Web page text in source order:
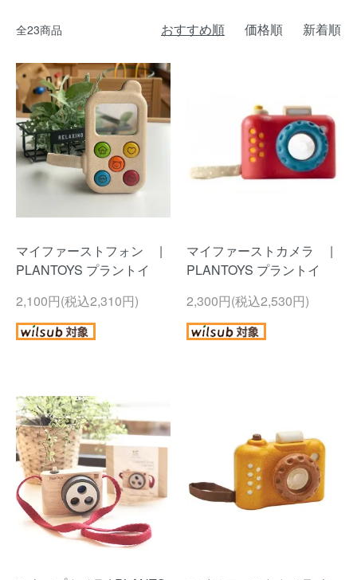
全23商品 おすすめ順 価格順 新着順
マイファーストフォン |
PLANTOYS プラントイ
2,100円(税込2,310円)
マイファーストカメラ |
PLANTOYS プラントイ
2,300円(税込2,530円)